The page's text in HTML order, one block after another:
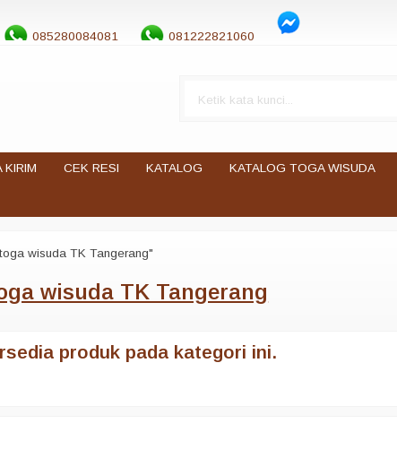
085280084081 081222821060
KIRIM CEK RESI KATALOG KATALOG TOGA WISUDA
wisuda TK Tangerang"
wisuda TK Tangerang
produk pada kategori ini.